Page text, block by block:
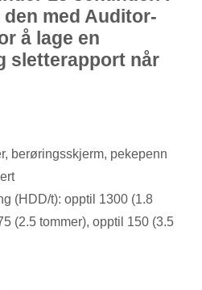
med Auditor-
å lage en
sletterapport når
berøringsskjerm, pekepenn
(HDD/t): opptil 1300 (1.8
(2.5 tommer), opptil 150 (3.5